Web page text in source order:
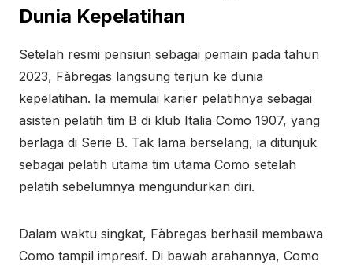
Dunia Kepelatihan
Setelah resmi pensiun sebagai pemain pada tahun
2023, Fàbregas langsung terjun ke dunia
kepelatihan. Ia memulai karier pelatihnya sebagai
asisten pelatih tim B di klub Italia Como 1907, yang
berlaga di Serie B. Tak lama berselang, ia ditunjuk
sebagai pelatih utama tim utama Como setelah
pelatih sebelumnya mengundurkan diri.
Dalam waktu singkat, Fàbregas berhasil membawa
Como tampil impresif. Di bawah arahannya, Como